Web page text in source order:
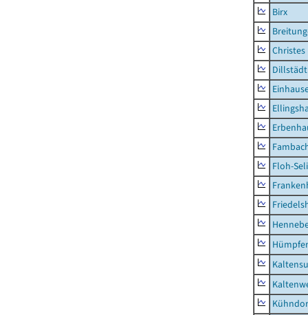
Birx
Christes
Dillstädt
Floh-